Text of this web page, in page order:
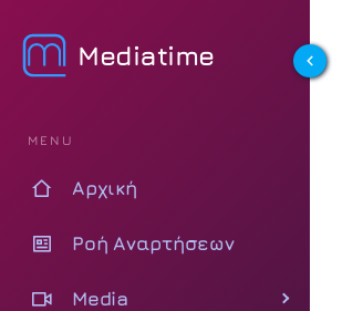
Mediatime
MENU
Αρχική
Ροή Αναρτήσεων
Media